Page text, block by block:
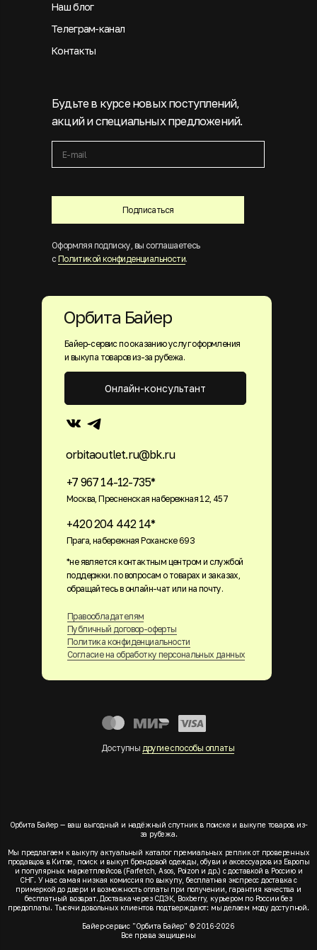
Подписаться
Будьте в курсе новых поступлений,
акций и специальных предложений.
Оформляя подписку, вы соглашаетесь
с Политикой конфиденциальности.
Наш блог
Телеграм-канал
Контакты
Байер-сервис по оказанию услуг оформления
и выкупа товаров из-за рубежа.
+7 967 14-12-735*
Москва, Пресненская набережная 12, 457
+420 204 442 14*
Прага, набережная Роханске 693
orbitaoutlet.ru@bk.ru
Правообладателям
Публичный договор-оферты
Политика конфиденциальности
Согласие на обработку персональных данных
Онлайн-консультант
Орбита Байер
Доступны другие способы оплаты
*не является контактным центром и службой
поддержки. по вопросам о товарах и заказах,
обращайтесь в онлайн-чат или на почту.
Орбита Байер — ваш выгодный и надёжный спутник в поиске и выкупе товаров из-
за рубежа.
Мы предлагаем к выкупу актуальный каталог премиальных реплик от проверенных
продавцов в Китае, поиск и выкуп брендовой одежды, обуви и аксессуаров из Европы
и популярных маркетплейсов (Farfetch, Asos, Poizon и др.) с доставкой в Россию и
СНГ. У нас самая низкая комиссия по выкупу, бесплатная экспресс доставка с
примеркой до двери и возможность оплаты при получении, гарантия качества и
бесплатный возврат. Доставка через СДЭК, Boxberry, курьером по России без
предоплаты. Тысячи довольных клиентов подтверждают: мы делаем моду доступной.
Байер-сервис "Орбита Байер" © 2016-2026
Все права защищены